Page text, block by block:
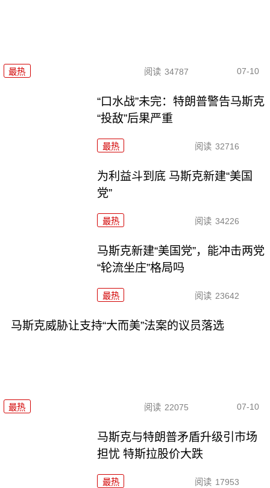
最热 阅读 34787 07-10
“口水战”未完：特朗普警告马斯克
“投敌”后果严重
最热 阅读 32716
为利益斗到底 马斯克新建“美国
党”
最热 阅读 34226
马斯克新建“美国党”，能冲击两党
“轮流坐庄”格局吗
最热 阅读 23642
马斯克威胁让支持“大而美”法案的议员落选
最热 阅读 22075 07-10
马斯克与特朗普矛盾升级引市场
担忧 特斯拉股价大跌
最热 阅读 17953